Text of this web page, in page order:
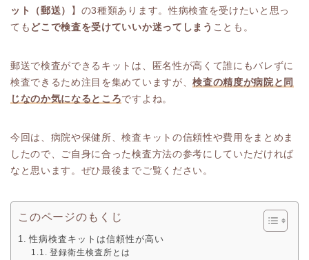
ット（郵送）
】の3種類あります。性病検査を受けたいと思っ
ても どこで検査を受けていいか迷ってしまう ことも。
郵送で検査ができるキットは、匿名性が高くて誰にもバレずに
検査できるため注目を集めていますが、検査の精度が病院と同
じなのか気になるところですよね。
今回は、病院や保健所、検査キットの信頼性や費用をまとめま
したので、ご自身に合った検査方法の参考にしていただければ
なと思います。ぜひ最後までご覧ください。
このページのもくじ
性病検査キットは信頼性が高い
登録衛生検査所とは